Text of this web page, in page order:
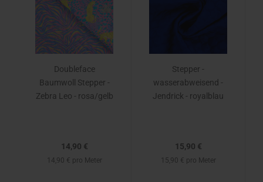
Doubleface
Baumwoll Stepper -
Zebra Leo - rosa/gelb
14,90 €
14,90 € pro Meter
Stepper -
wasserabweisend -
Jendrick - royalblau
15,90 €
15,90 € pro Meter